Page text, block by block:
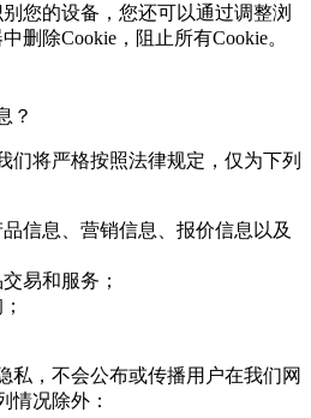
您的设备，您还可以通过调整浏
删除Cookie，阻止所有Cookie。
？
们将严格按照法律规定，仅为下列
信息、营销信息、报价信息以及
易和服务；
私，不会公布或传播用户在我们网
情况除外：